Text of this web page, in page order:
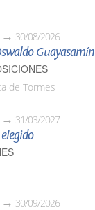
30/08/2026
Guayasamín
de Tormes
31/03/2027
30/09/2026